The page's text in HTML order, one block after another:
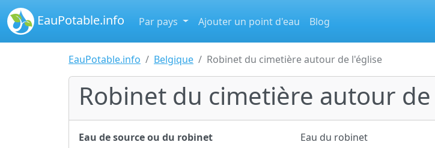
EauPotable.info Par pays Ajouter un point d'eau Blog
EauPotable.info Belgique Robinet du cimetière autour de l'église
Robinet du cimetière autour
Eau de source ou du robinet
Eau du robinet